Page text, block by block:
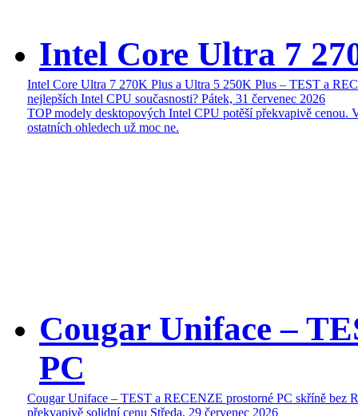
Intel Core Ultra 7
Intel Core Ultra 7 270K Plus a Ultra 5 250K Plus – TEST a
nejlepších Intel CPU současnosti? Pátek, 31 červenec 2026
TOP modely desktopových Intel CPU potěší překvapivě cenou.
ostatních ohledech už moc ne.
Cougar Uniface –
PC
Cougar Uniface – TEST a RECENZE prostorné PC skříně bez
překvapivě solidní cenu Středa, 29 červenec 2026